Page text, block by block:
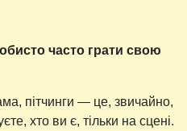
часто грати свою
пітчинги — це, звичайно,
хто ви є, тільки на сцені.